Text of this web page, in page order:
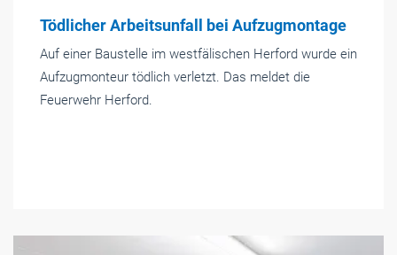
Tödlicher Arbeitsunfall bei Aufzugmontage
Auf einer Baustelle im westfälischen Herford wurde ein
Aufzugmonteur tödlich verletzt. Das meldet die
Feuerwehr Herford.